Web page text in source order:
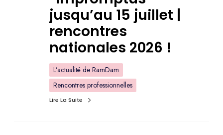
jusqu’au 15 juillet |
rencontres
nationales 2026 !
L’actualité de RamDam
Rencontres professionnelles
Lire La Suite